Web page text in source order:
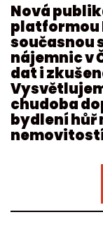
Nová
platformou
současnou
nájemnic v
dat i
chudoba
bydlení hůř